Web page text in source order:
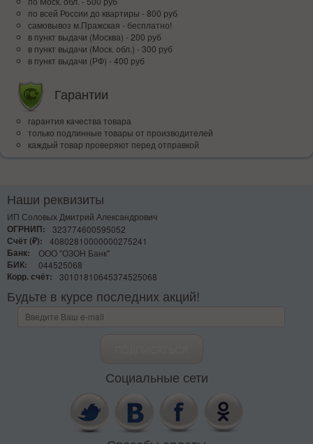
по всей Росcии до квартиры - 800 руб
самовывоз м.Пражская - бесплатно!
в пункт выдачи (Москва) - 200 руб
в пункт выдачи (Моск. обл.) - 300 руб
в пункт выдачи (РФ) - 400 руб
Гарантии
гарантия качества товара
только подлинные товары от производителей
каждый товар проверяют перед отправкой
Наши реквизиты
ИП Соловых Дмитрий Александрович
ОГРНИП:
323774600595052
Счёт (₽):
40802810000000275241
Банк:
ООО "ОЗОН Банк"
БИК:
044525068
Корр. счёт:
30101810645374525068
Будьте в курсе последних акций!
Социальные сети